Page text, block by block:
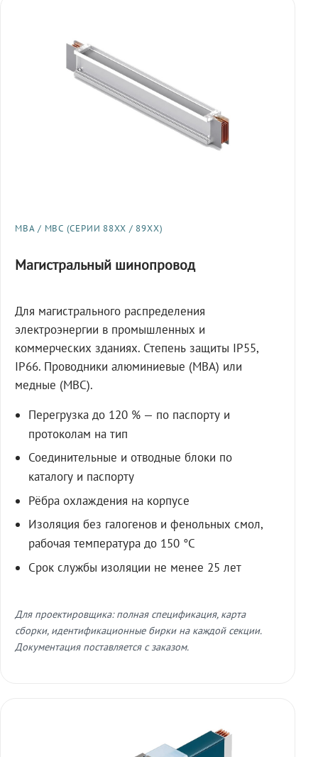
МВА / МВС (СЕРИИ 88XX / 89XX)
Магистральный шинопровод
Для магистрального распределения
электроэнергии в промышленных и
коммерческих зданиях. Степень защиты IP55,
IP66. Проводники алюминиевые (МВА) или
медные (МВС).
Перегрузка до 120 % — по паспорту и
протоколам на тип
Соединительные и отводные блоки по
каталогу и паспорту
Рёбра охлаждения на корпусе
Изоляция без галогенов и фенольных смол,
рабочая температура до 150 °C
Срок службы изоляции не менее 25 лет
Для проектировщика: полная спецификация, карта
сборки, идентификационные бирки на каждой секции.
Документация поставляется с заказом.